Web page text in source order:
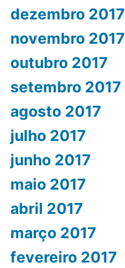
dezembro 2017
novembro 2017
outubro 2017
setembro 2017
agosto 2017
julho 2017
junho 2017
maio 2017
abril 2017
março 2017
fevereiro 2017